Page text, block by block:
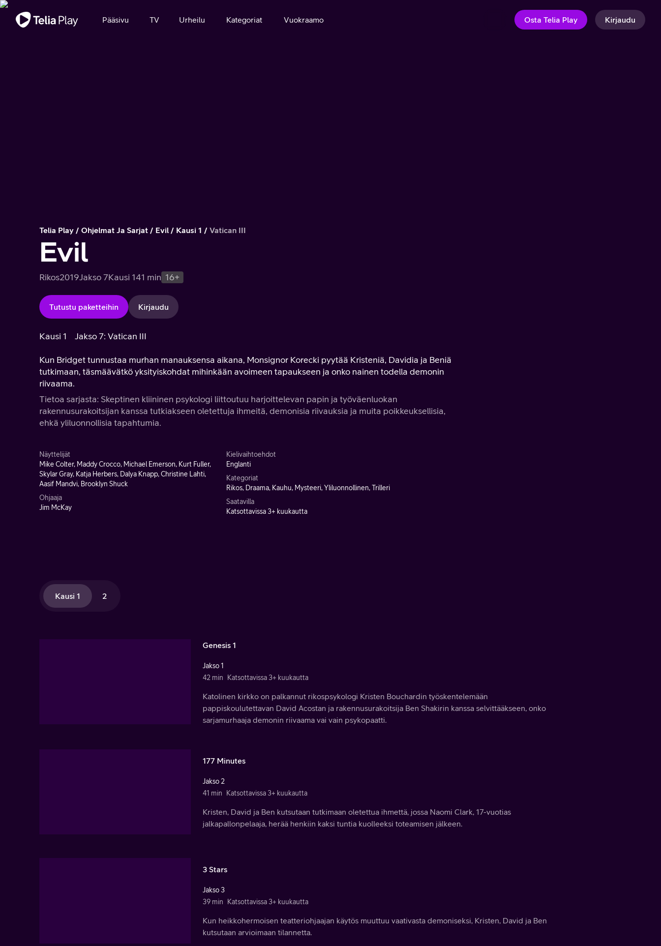
Tärkeä viesti
Pääsivu TV Urheilu Kategoriat Vuokraamo Osta Telia Play Kirjaudu
Telia Play Ohjelmat Ja Sarjat Evil Kausi 1 Vatican III
Evil
Rikos2019Jakso 7Kausi 141 min 16+
Tutustu paketteihin Kirjaudu
Kausi 1 Jakso 7: Vatican III
Kun Bridget tunnustaa murhan manauksensa aikana, Monsignor Korecki pyytää Kristeniä, Davidia ja Beniä
tutkimaan, täsmäävätkö yksityiskohdat mihinkään avoimeen tapaukseen ja onko nainen todella demonin
riivaama.
Tietoa sarjasta: Skeptinen kliininen psykologi liittoutuu harjoittelevan papin ja työväenluokan
rakennusurakoitsijan kanssa tutkiakseen oletettuja ihmeitä, demonisia riivauksia ja muita poikkeuksellisia,
ehkä yliluonnollisia tapahtumia.
Näyttelijät
Mike Colter, Maddy Crocco, Michael Emerson, Kurt Fuller,
Skylar Gray, Katja Herbers, Dalya Knapp, Christine Lahti,
Aasif Mandvi, Brooklyn Shuck
Ohjaaja
Jim McKay
Kielivaihtoehdot
Englanti
Kategoriat
Rikos, Draama, Kauhu, Mysteeri, Yliluonnollinen, Trilleri
Saatavilla
Katsottavissa 3+ kuukautta
Kausi 1 2
Genesis 1
Jakso 1
42 min
Katsottavissa 3+ kuukautta
Katolinen kirkko on palkannut rikospsykologi Kristen Bouchardin työskentelemään
pappiskoulutettavan David Acostan ja rakennusurakoitsija Ben Shakirin kanssa selvittääkseen, onko
sarjamurhaaja demonin riivaama vai vain psykopaatti.
177 Minutes
Jakso 2
41 min
Katsottavissa 3+ kuukautta
Kristen, David ja Ben kutsutaan tutkimaan oletettua ihmettä, jossa Naomi Clark, 17-vuotias
jalkapallonpelaaja, herää henkiin kaksi tuntia kuolleeksi toteamisen jälkeen.
3 Stars
Jakso 3
39 min
Katsottavissa 3+ kuukautta
Kun heikkohermoisen teatteriohjaajan käytös muuttuu vaativasta demoniseksi, Kristen, David ja Ben
kutsutaan arvioimaan tilannetta.